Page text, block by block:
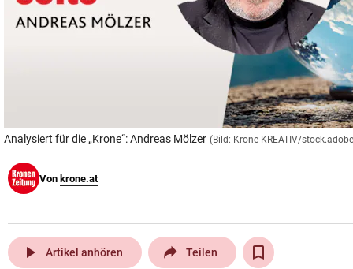
Analysiert für die „Krone“: Andreas Mölzer (Bild: Krone KREATIV/
Von krone.at
play_arrow Artikel anhören Teilen